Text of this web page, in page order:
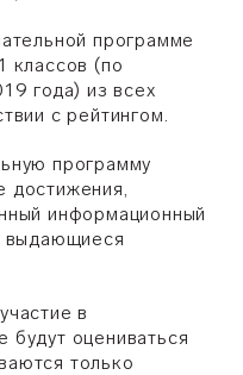
программе
классов (по
года) из всех
с рейтингом.
программу
достижения,
информационный
выдающиеся
в
будут оцениваться
только